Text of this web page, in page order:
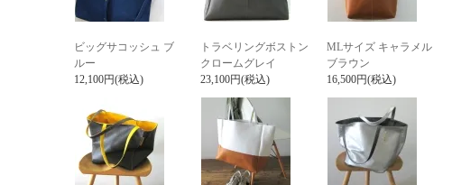
ビッグサコッシュ ブ
ルー
12,100円(税込)
トラベリングボストン
クロームグレイ
23,100円(税込)
MLサイズ キャラメル
ブラウン
16,500円(税込)